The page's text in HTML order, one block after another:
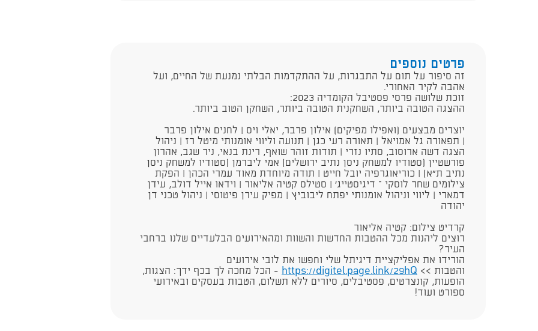
פרטים נוספים
זה סיפור על תום על התבגרות, על ההתקדמות הבלתי נמנעת של החיים, ועל
אהבה לקיר האחורי.
זוכת שלושה פרסי פסטיבל הקומדיה 2023:
ההצגה הטובה ביותר, השחקנית הטובה ביותר, השחקן הטוב ביותר.​
יוצרים מבצעים (ואפילו מפיקים) אילון פרבר, יאלי ויס | לחנים אילון פרבר
| תפאורה גל אמויאל | תאורה רעי כגן | תנועה וליווי אומנותי מיטל רז | ניהול
הצגה דשה ארוסוב, סתיו נזרי | תודות זוהר שואף, רינת בנאי, ניר שגב, אהרון
פורשטיין (סטודיו למשחק ניסן נתיב ירושלים) אמי ליברמן (סטודיו למשחק ניסן
נתיב ת"א) | כוריאוגרפיה יובל חייט | תודה מיוחדת מאוד עמרי הכהן | הפקת
צילומים שחר לוסקי – דיגיסטייג' | סטילס קטיה אליאור | וידאו אייל דולב, עידן
דמארי | ליווי וניהול אומנותי יפתח ליבוביץ | מפיק עירן פיטוסי | ניהול טכני דן
יהודה​
קרדיט צילום:​ קטיה אליאור​
רוצים ליהנות מכל ההטבות החדשות והשוות ומהאירועים הבלעדיים שלנו ברחבי
העיר?
הורידו את אפליקציית דיגיתל שלי וחפשו את לובי אירועים
והטבות >> https://digitel.page.link/29hQ ​​​​​​​ ​​- הכל מחכה לך בכף ידך: הצגות,
הופעות, קונצרטים, פסטיבלים, סיורים ללא תשלום, הטבות בעסקים ובאירועי
ספורט ועוד!